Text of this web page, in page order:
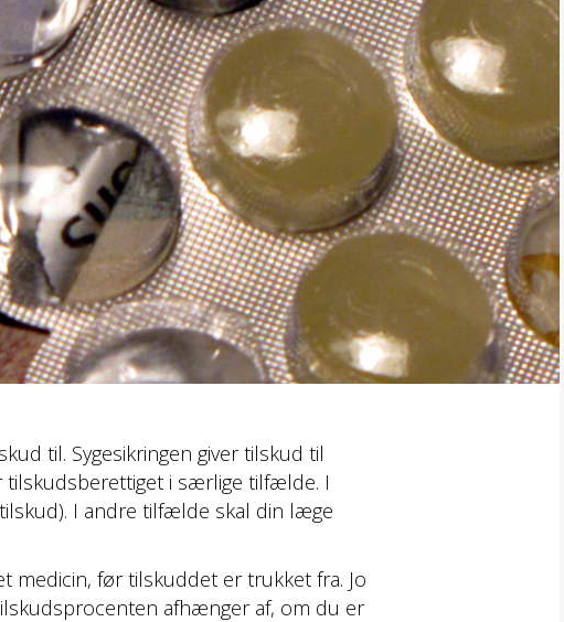
til. Sygesikringen giver tilskud til
tilskudsberettiget i særlige tilfælde. I
I andre tilfælde skal din læge
medicin, før tilskuddet er trukket fra. Jo
afhænger af, om du er